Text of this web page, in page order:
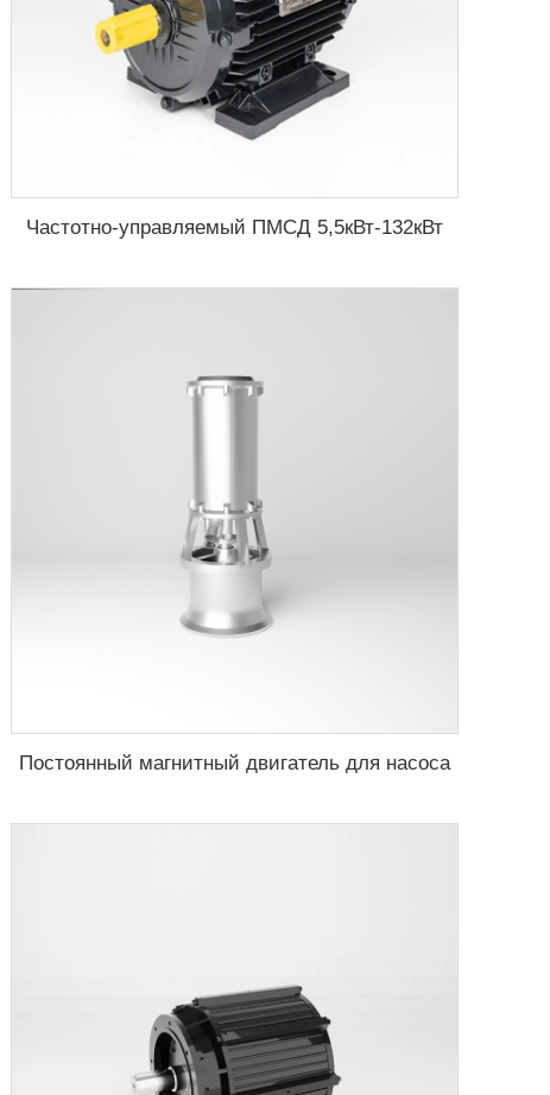
Частотно-управляемый ПМСД 5,5кВт-132кВт
Постоянный магнитный двигатель для насоса